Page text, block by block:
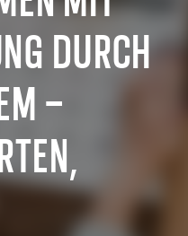
DURCH
–